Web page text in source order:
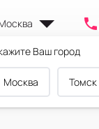
Ваш город
Москва Томск
Cравнение